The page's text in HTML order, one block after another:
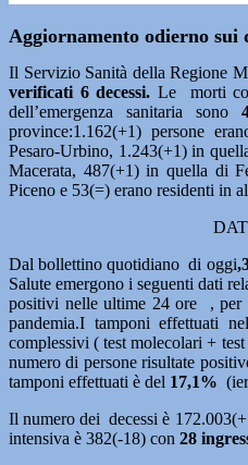
Aggiornamento odierno sui
Il Servizio Sanità della Regione
verificati 6 decessi. Le morti
dell’emergenza sanitaria sono
province:1.162(+1) persone
Pesaro-Urbino, 1.243(+1) in
Macerata, 487(+1) in quella di
Piceno e 53(=) erano residenti in
DATI
Dal bollettino quotidiano di oggi
Salute emergono i seguenti dati
positivi nelle ultime 24 ore , per
pandemia.I tamponi effettuati
complessivi ( test molecolari +
numero di persone risultate
tamponi effettuati è del 17,1%
Il numero dei decessi è
intensiva è 382(-18) con 28